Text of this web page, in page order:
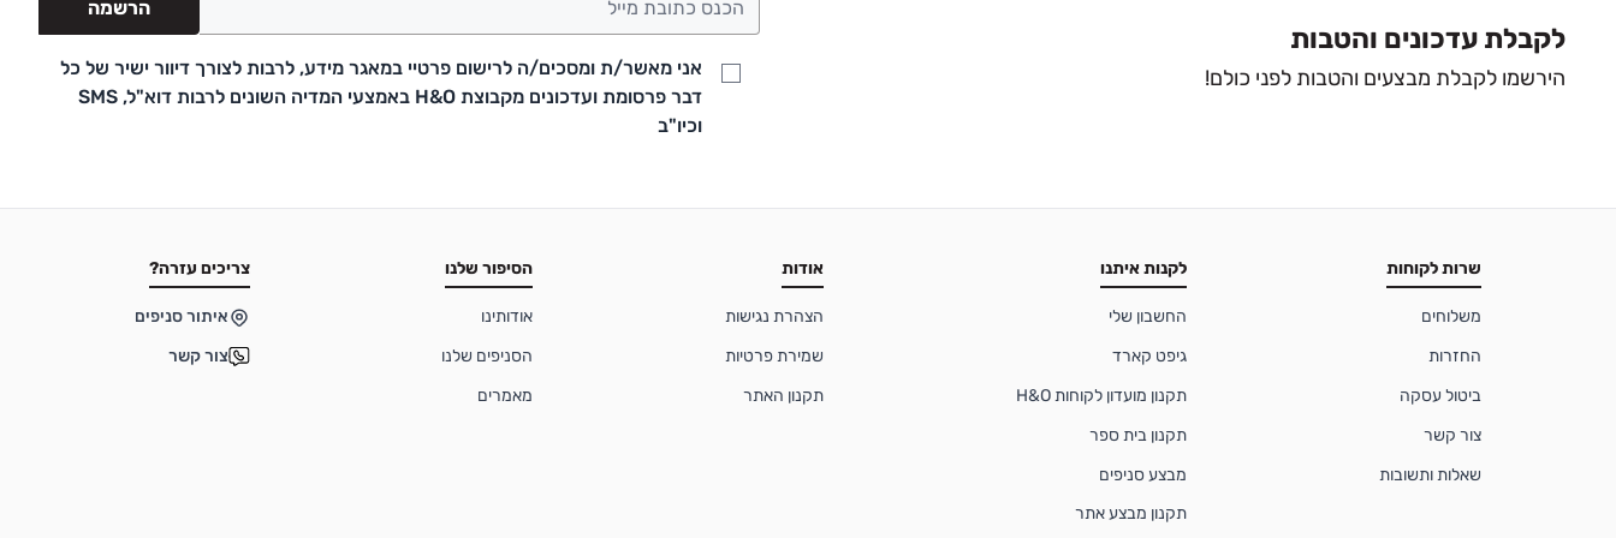
לקבלת עדכונים והטבות
הירשמו לקבלת מבצעים והטבות לפני כולם!
הרשמה
אני מאשר/ת ומסכים/ה לרישום פרטיי במאגר מידע, לרבות לצורך דיוור ישיר של כל
דבר פרסומת ועדכונים מקבוצת H&O באמצעי המדיה השונים לרבות דוא"ל, SMS
וכיו"ב
שרות לקוחות
משלוחים
החזרות
ביטול עסקה
צור קשר
שאלות ותשובות
לקנות איתנו
החשבון שלי
גיפט קארד
תקנון מועדון לקוחות H&O
תקנון בית ספר
מבצע סניפים
תקנון מבצע אתר
אודות
הצהרת נגישות
שמירת פרטיות
תקנון האתר
הסיפור שלנו
אודותינו
הסניפים שלנו
מאמרים
צריכים עזרה?
איתור סניפים
צור קשר